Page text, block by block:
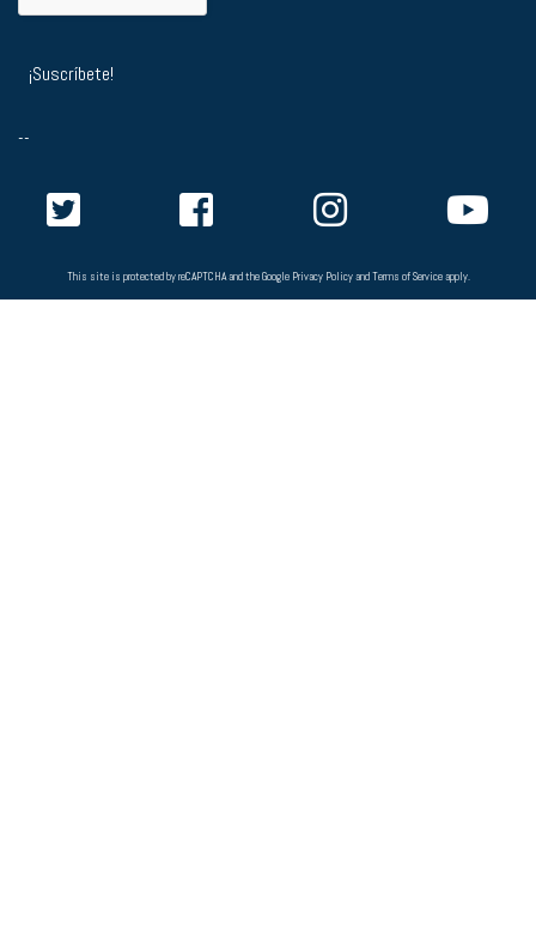
--
This site is protected by reCAPTCHA and the Google Privacy PolicyandTerms of Serviceapply.